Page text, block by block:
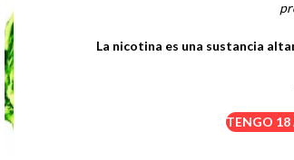
La nicotina es una sustancia
TENGO 18
Drifter Desechables